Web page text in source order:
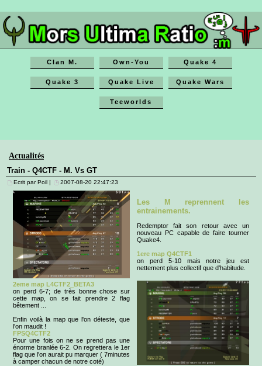
Clan M. Own-You Quake 4
Quake 3 Quake Live Quake Wars
Teeworlds
Actualités
Train - Q4CTF - M. Vs GT
Ecrit par Poil | 2007-08-20 22:47:23
Les M reprennent les
entrainements.
Redemptor fait son retour avec un
nouveau PC capable de faire tourner
Quake4.
1ere map Q4CTF1
on perd 5-10 mais notre jeu est
nettement plus collectif que d'habitude.
2eme map L4CTF2_BETA3
on perd 6-7; de très bonne chose sur
cette map, on se fait prendre 2 flag
bêtement ...
Enfin voilà la map que l'on déteste, que
l'on maudit !
FPSQ4CTF2
Pour une fois on ne se prend pas une
énorme branlée 6-2. On regrettera le 1er
flag que l'on aurait pu marquer ( 7minutes
à camper chacun de notre coté)